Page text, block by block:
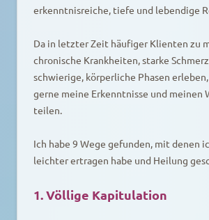
erkenntnisreiche, tiefe und lebendige
Da in letzter Zeit häufiger Klienten zu
chronische Krankheiten, starke
schwierige, körperliche Phasen
gerne meine Erkenntnisse und meinen
teilen.
Ich habe 9 Wege gefunden, mit denen
leichter ertragen habe und Heilung
1. Völlige Kapitulation